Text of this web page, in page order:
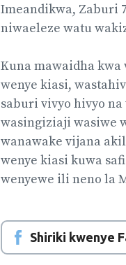
Imeandikwa, Zaburi
niwaeleze watu
Kuna mawaidha kwa
wenye kiasi,
saburi vivyo hivyo
wasingiziaji wasiwe
wanawake vijana
wenye kiasi kuwa
wenyewe ili neno la
Shiriki kwenye